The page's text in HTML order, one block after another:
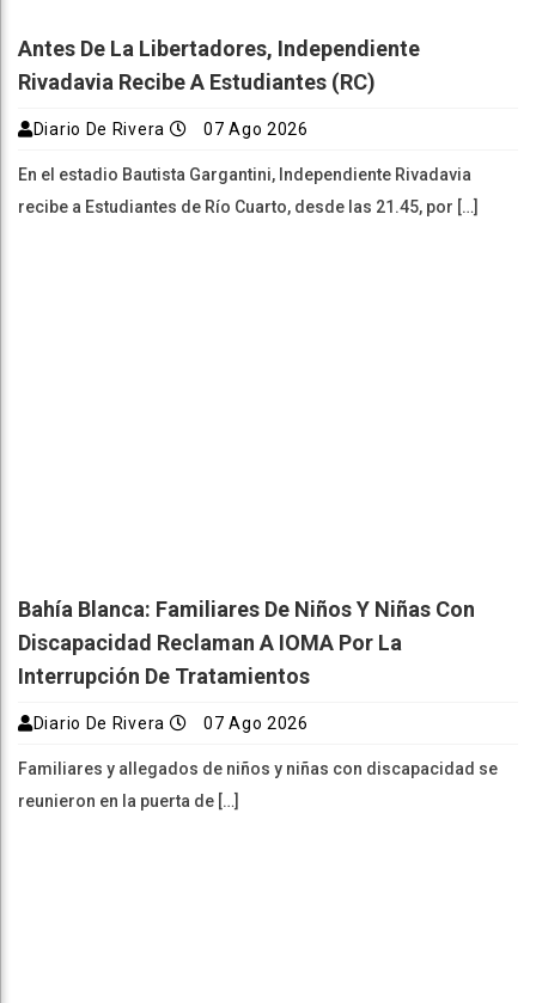
Antes De La Libertadores, Independiente
Rivadavia Recibe A Estudiantes (RC)
Diario De Rivera 07 Ago 2026
En el estadio Bautista Gargantini, Independiente Rivadavia
recibe a Estudiantes de Río Cuarto, desde las 21.45, por […]
Bahía Blanca: Familiares De Niños Y Niñas Con
Discapacidad Reclaman A IOMA Por La
Interrupción De Tratamientos
Diario De Rivera 07 Ago 2026
Familiares y allegados de niños y niñas con discapacidad se
reunieron en la puerta de […]